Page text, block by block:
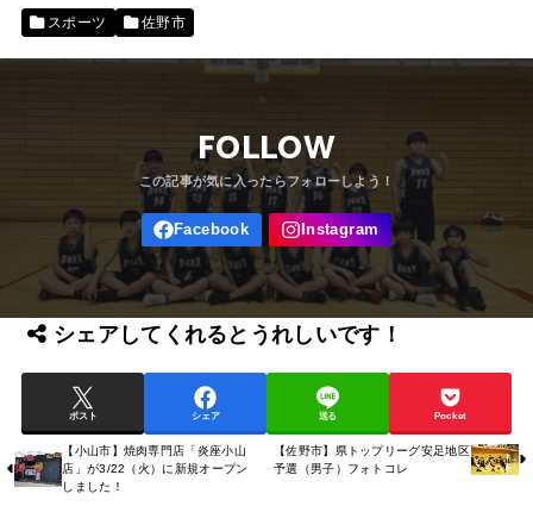
スポーツ 佐野市
FOLLOW
シェアしてくれるとうれしいです！
ポスト シェア 送る Pocket
【小山市】焼肉専門店「炎座小山
店」が3/22（火）に新規オープン
しました！
【佐野市】県トップリーグ安足地区
予選（男子）フォトコレ